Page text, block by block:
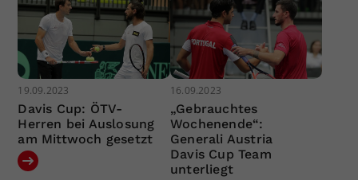
19.09.2023
Davis Cup: ÖTV-
Herren bei Auslosung
am Mittwoch gesetzt
16.09.2023
„Gebrauchtes
Wochenende“:
Generali Austria
Davis Cup Team
unterliegt